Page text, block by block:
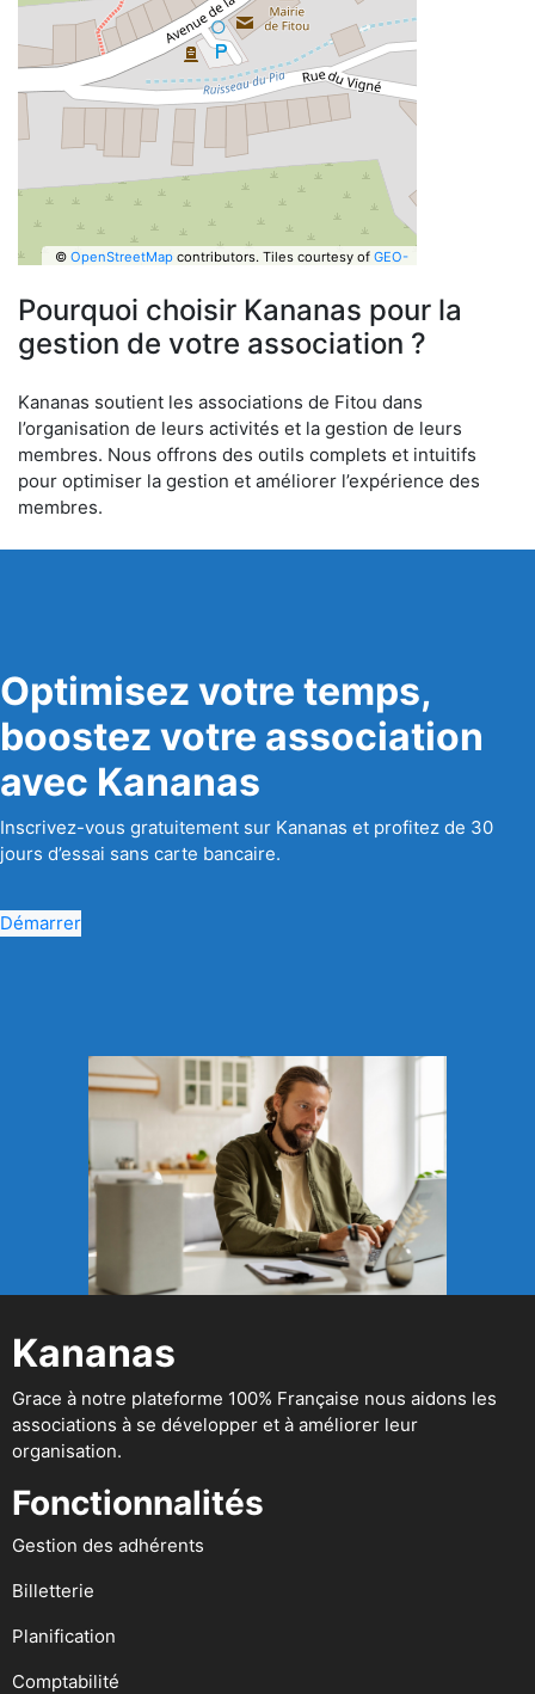
© OpenStreetMapcontributors. Tiles courtesy of GEO-
Pourquoi choisir Kananas pour la
gestion de votre association ?
Kananas soutient les associations de Fitou dans
l’organisation de leurs activités et la gestion de leurs
membres. Nous offrons des outils complets et intuitifs
pour optimiser la gestion et améliorer l’expérience des
membres.
Optimisez votre temps,
boostez votre association
avec Kananas
Inscrivez-vous gratuitement sur Kananas et profitez de 30
jours d’essai sans carte bancaire.
Démarrer
Kananas
Grace à notre plateforme 100% Française nous aidons les
associations à se développer et à améliorer leur
organisation.
Fonctionnalités
Gestion des adhérents
Billetterie
Planification
Comptabilité